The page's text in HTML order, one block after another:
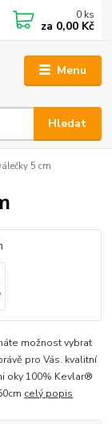
Menu
Hledat
0 ks
za 0,00 Kč
5 cm
možnost vybrat
pro Vás. kvalitní
oky 100% Kevlar®
celý popis